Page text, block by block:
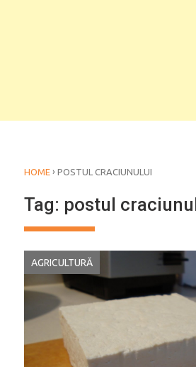
HOME › POSTUL CRACIUNULUI
Tag: postul
AGRICULTURĂ